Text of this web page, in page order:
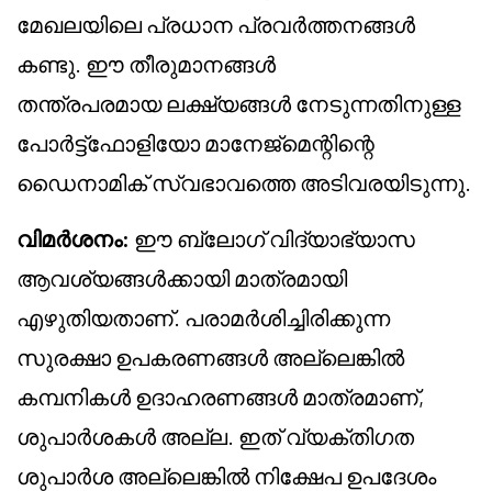
മേഖലയിലെ പ്രധാന പ്രവർത്തനങ്ങൾ
കണ്ടു. ഈ തീരുമാനങ്ങൾ
തന്ത്രപരമായ ലക്ഷ്യങ്ങൾ നേടുന്നതിനുള്ള
പോർട്ട്ഫോളിയോ മാനേജ്മെന്റിന്റെ
ഡൈനാമിക് സ്വഭാവത്തെ അടിവരയിടുന്നു.
വിമർശനം: ഈ ബ്ലോഗ് വിദ്യാഭ്യാസ
ആവശ്യങ്ങൾക്കായി മാത്രമായി
എഴുതിയതാണ്. പരാമർശിച്ചിരിക്കുന്ന
സുരക്ഷാ ഉപകരണങ്ങൾ അല്ലെങ്കിൽ
കമ്പനികൾ ഉദാഹരണങ്ങൾ മാത്രമാണ്,
ശുപാർശകൾ അല്ല. ഇത് വ്യക്തിഗത
ശുപാർശ അല്ലെങ്കിൽ നിക്ഷേപ ഉപദേശം